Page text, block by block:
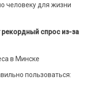
человеку для жизни
спрос из-за
в Минске
пользоваться: